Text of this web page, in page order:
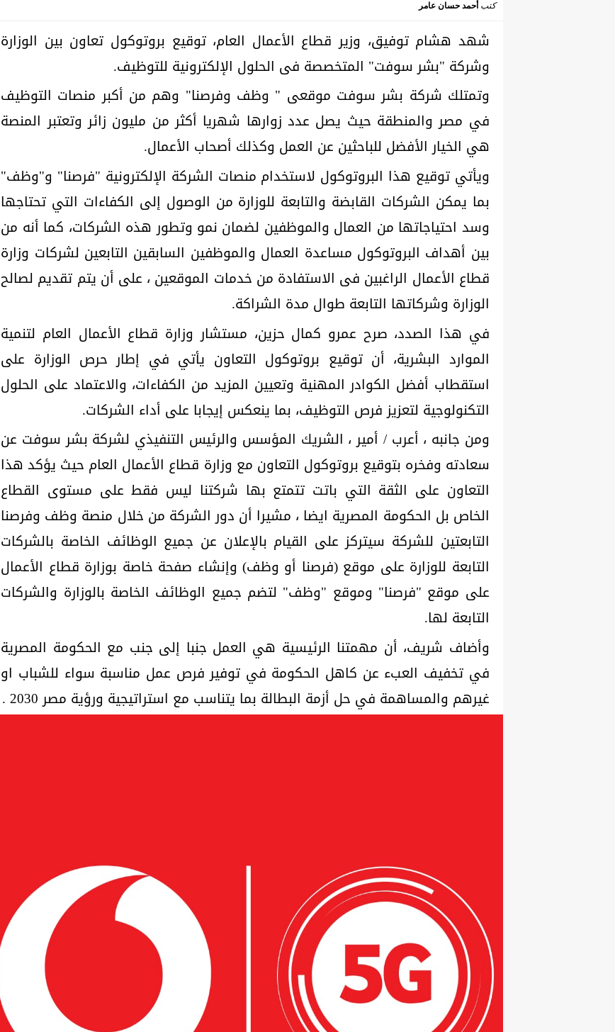
كتب أحمد حسان عامر
شهد هشام توفيق، وزير قطاع الأعمال العام، توقيع بروتوكول تعاون بين الوزارة
وشركة "بشر سوفت" المتخصصة فى الحلول الإلكترونية للتوظيف.
وتمتلك شركة بشر سوفت موقعى " وظف وفرصنا" وهم من أكبر منصات التوظيف
في مصر والمنطقة حيث يصل عدد زوارها شهريا أكثر من مليون زائر وتعتبر المنصة
هي الخيار الأفضل للباحثين عن العمل وكذلك أصحاب الأعمال.
ويأتي توقيع هذا البروتوكول لاستخدام منصات الشركة الإلكترونية "فرصنا" و"وظف"
بما يمكن الشركات القابضة والتابعة للوزارة من الوصول إلى الكفاءات التي تحتاجها
وسد احتياجاتها من العمال والموظفين لضمان نمو وتطور هذه الشركات، كما أنه من
بين أهداف البروتوكول مساعدة العمال والموظفين السابقين التابعين لشركات وزارة
قطاع الأعمال الراغبين فى الاستفادة من خدمات الموقعين ، على أن يتم تقديم لصالح
الوزارة وشركاتها التابعة طوال مدة الشراكة.
في هذا الصدد، صرح عمرو كمال حزين، مستشار وزارة قطاع الأعمال العام لتنمية
الموارد البشرية، أن توقيع بروتوكول التعاون يأتي في إطار حرص الوزارة على
استقطاب أفضل الكوادر المهنية وتعيين المزيد من الكفاءات، والاعتماد على الحلول
التكنولوجية لتعزيز فرص التوظيف، بما ينعكس إيجابا على أداء الشركات.
ومن جانبه ، أعرب / أمير ، الشريك المؤسس والرئيس التنفيذي لشركة بشر سوفت عن
سعادته وفخره بتوقيع بروتوكول التعاون مع وزارة قطاع الأعمال العام حيث يؤكد هذا
التعاون على الثقة التي باتت تتمتع بها شركتنا ليس فقط على مستوى القطاع
الخاص بل الحكومة المصرية ايضا ، مشيرا أن دور الشركة من خلال منصة وظف وفرصنا
التابعتين للشركة سيتركز على القيام بالإعلان عن جميع الوظائف الخاصة بالشركات
التابعة للوزارة على موقع (فرصنا أو وظف) وإنشاء صفحة خاصة بوزارة قطاع الأعمال
على موقع "فرصنا" وموقع "وظف" لتضم جميع الوظائف الخاصة بالوزارة والشركات
التابعة لها.
وأضاف شريف، أن مهمتنا الرئيسية هي العمل جنبا إلى جنب مع الحكومة المصرية
في تخفيف العبء عن كاهل الحكومة في توفير فرص عمل مناسبة سواء للشباب او
غيرهم والمساهمة في حل أزمة البطالة بما يتناسب مع استراتيجية ورؤية مصر 2030 .